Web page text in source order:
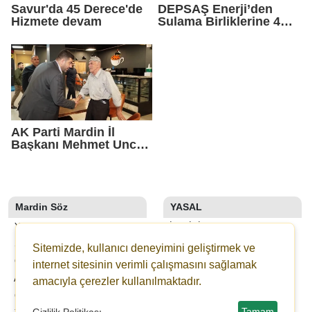
Savur'da 45 Derece'de
Hizmete devam
DEPSAŞ Enerji’den
Sulama Birliklerine 48
AK Parti Mardin İl
Başkanı Mehmet Uncu:
Mardin Söz
YAZARLAR
SON DAKİKA
GALERİLER
ANKETLER
GAZETELER
YASAL
İLETIŞIM
KÜNYE
YAYIN İLKELERI
KURALLAR
Sitemizde, kullanıcı deneyimini geliştirmek ve
internet sitesinin verimli çalışmasını sağlamak
amacıyla çerezler kullanılmaktadır.